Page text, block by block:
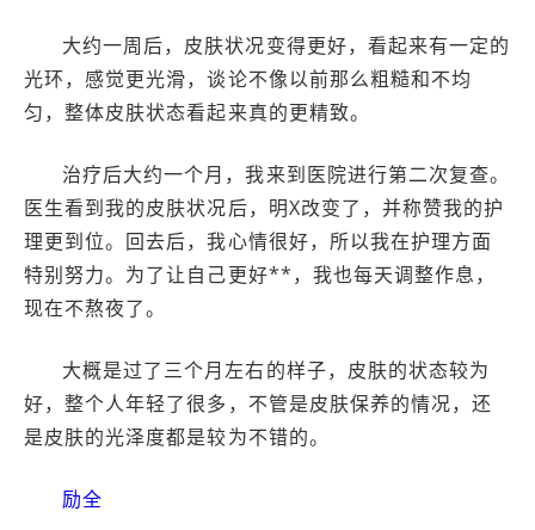
大约一周后，皮肤状况变得更好，看起来有一定的
光环，感觉更光滑，谈论不像以前那么粗糙和不均
匀，整体皮肤状态看起来真的更精致。
治疗后大约一个月，我来到医院进行第二次复查。
医生看到我的皮肤状况后，明X改变了，并称赞我的护
理更到位。回去后，我心情很好，所以我在护理方面
特别努力。为了让自己更好**，我也每天调整作息，
现在不熬夜了。
大概是过了三个月左右的样子，皮肤的状态较为
好，整个人年轻了很多，不管是皮肤保养的情况，还
是皮肤的光泽度都是较为不错的。
励全